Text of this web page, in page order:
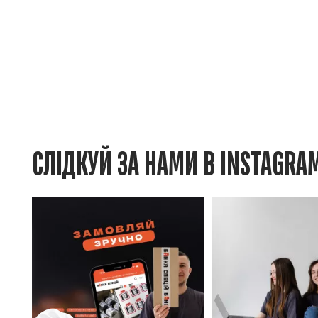
СЛІДКУЙ ЗА НАМИ В